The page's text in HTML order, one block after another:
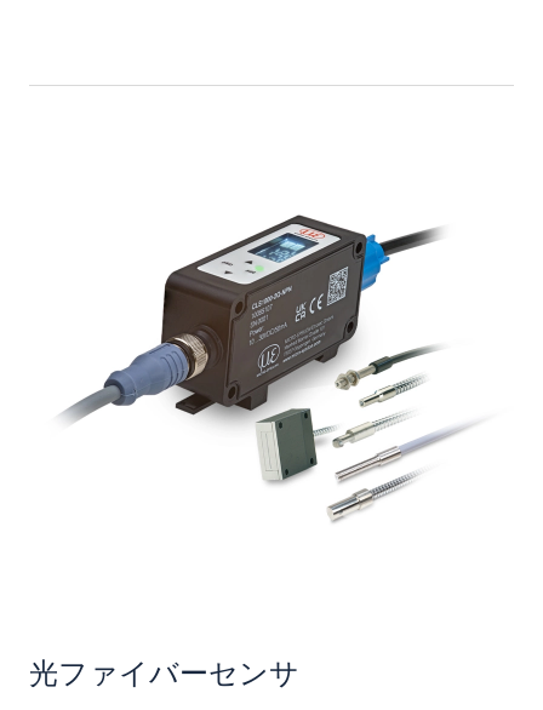
光ファイバーセンサ